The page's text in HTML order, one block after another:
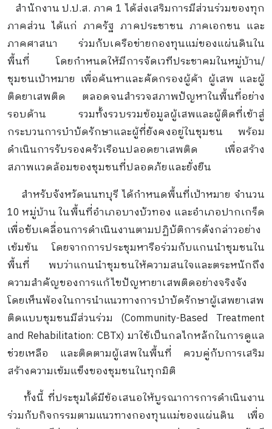
สำนักงาน ป.ป.ส. ภาค 1 ได้ส่งเสริมการมีส่วนร่วมของทุก
ภาคส่วน ได้แก่ ภาครัฐ ภาคประชาชน ภาคเอกชน และ
ภาคศาสนา ร่วมกับเครือข่ายกองทุนแม่ของแผ่นดินใน
พื้นที่ โดยกำหนดให้มีการจัดเวทีประชาคมในหมู่บ้าน/
ชุมชนเป้าหมาย เพื่อค้นหาและคัดกรองผู้ค้า ผู้เสพ และผู้
ติดยาเสพติด ตลอดจนสำรวจสภาพปัญหาในพื้นที่อย่าง
รอบด้าน รวมทั้งรวบรวมข้อมูลผู้เสพและผู้ติดที่เข้าสู่
กระบวนการบำบัดรักษาและผู้ที่ยังคงอยู่ในชุมชน พร้อม
ดำเนินการรับรองครัวเรือนปลอดยาเสพติด เพื่อสร้าง
สภาพแวดล้อมของชุมชนที่ปลอดภัยและยั่งยืน
สำหรับจังหวัดนนทบุรี ได้กำหนดพื้นที่เป้าหมาย จำนวน
10 หมู่บ้าน ในพื้นที่อำเภอบางบัวทอง และอำเภอปากเกร็ด
เพื่อขับเคลื่อนการดำเนินงานตามปฏิบัติการดังกล่าวอย่าง
เข้มข้น โดยจากการประชุมหารือร่วมกับแกนนำชุมชนใน
พื้นที่ พบว่าแกนนำชุมชนให้ความสนใจและตระหนักถึง
ความสำคัญของการแก้ไขปัญหายาเสพติดอย่างจริงจัง
โดยเห็นพ้องในการนำแนวทางการบำบัดรักษาผู้เสพยาเสพ
ติดแบบชุมชนมีส่วนร่วม (Community-Based Treatment
and Rehabilitation: CBTx) มาใช้เป็นกลไกหลักในการดูแล
ช่วยเหลือ และติดตามผู้เสพในพื้นที่ ควบคู่กับการเสริม
สร้างความเข้มแข็งของชุมชนในทุกมิติ
ทั้งนี้ ที่ประชุมได้มีข้อเสนอให้บูรณาการการดำเนินงาน
ร่วมกับกิจกรรมตามแนวทางกองทุนแม่ของแผ่นดิน เพื่อ